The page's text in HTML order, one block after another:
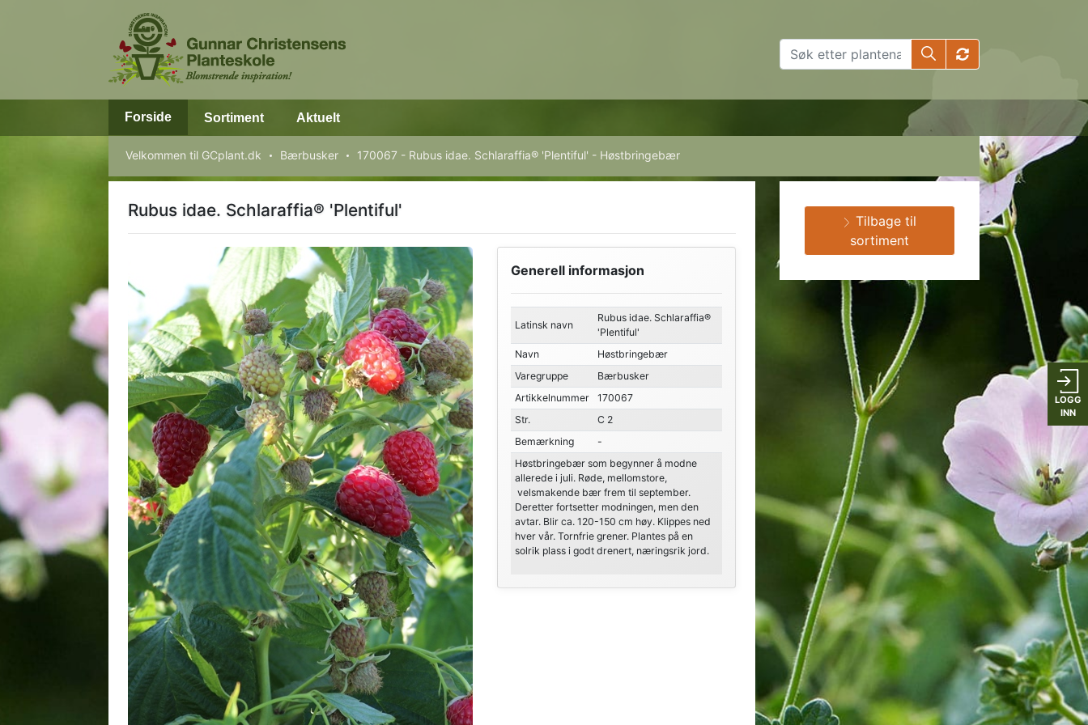
LOGG
INN
Forside Sortiment Aktuelt
Velkommen til GCplant.dk Bærbusker 170067 - Rubus idae. Schlaraffia® 'Plentiful' - Høstbringebær
Rubus idae. Schlaraffia® 'Plentiful'
Generell informasjon
Latinsk navn
Rubus idae. Schlaraffia®
'Plentiful'
Navn
Høstbringebær
Varegruppe
Bærbusker
Artikkelnummer
170067
Str.
C 2
Bemærkning
-
Høstbringebær som begynner å modne
allerede i juli. Røde, mellomstore,
velsmakende bær frem til september.
Deretter fortsetter modningen, men den
avtar. Blir ca. 120-150 cm høy. Klippes ned
hver vår. Tornfrie grener. Plantes på en
solrik plass i godt drenert, næringsrik jord.
Tilbage til
sortiment